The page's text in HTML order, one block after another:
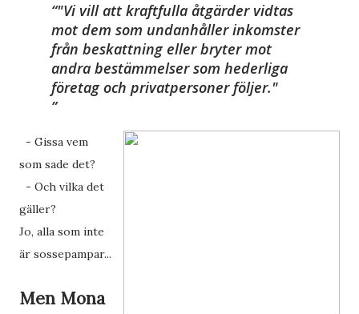
"Vi vill att kraftfulla åtgärder vidtas
mot dem som undanhåller inkomster
från beskattning eller bryter mot
andra bestämmelser som hederliga
företag och privatpersoner följer."
- Gissa vem
som sade det?
- Och vilka det
gäller?
Jo, alla som inte
är sossepampar...
Men Mona